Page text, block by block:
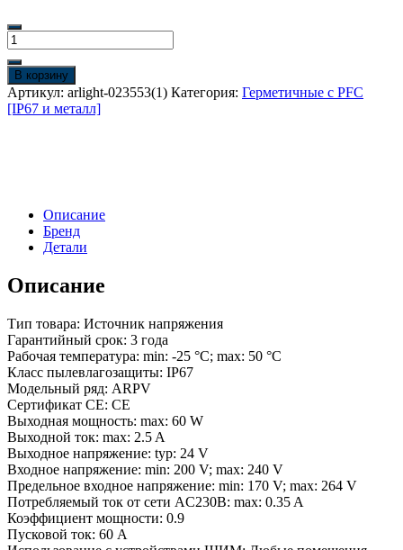
Количество
товара
Блок
питания
ARPV-
24060-
60W)
(Arlight,
IP67
3
года)
В корзину
Артикул: arlight-023553(1) Категория: Герметичные с PFC
[IP67 и металл]
Описание
Бренд
Детали
Описание
Тип товара: Источник напряжения
Гарантийный срок: 3 года
Рабочая температура: min: -25 °C; max: 50 °C
Класс пылевлагозащиты: IP67
Модельный ряд: ARPV
Сертификат CE: СЕ
Выходная мощность: max: 60 W
Выходной ток: max: 2.5 A
Выходное напряжение: typ: 24 V
Входное напряжение: min: 200 V; max: 240 V
Предельное входное напряжение: min: 170 V; max: 264 V
Потребляемый ток от сети AC230В: max: 0.35 A
Коэффициент мощности: 0.9
Пусковой ток: 60 A